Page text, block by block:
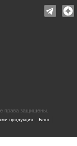
права защищены.
продукция Блог